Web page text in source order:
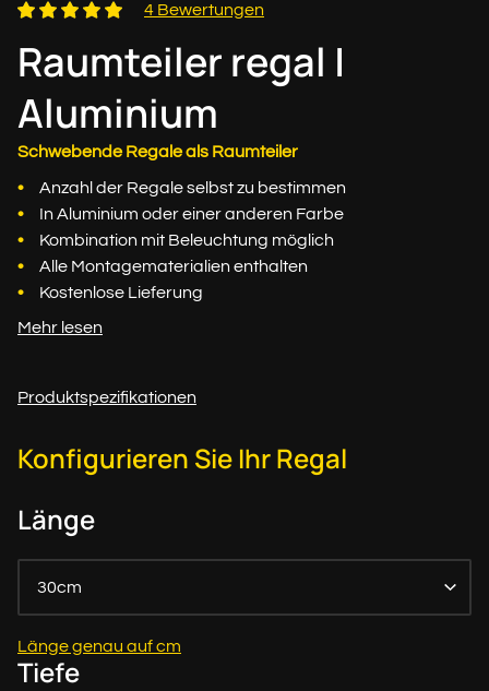
4 Bewertungen
Raumteiler regal |
Aluminium
Schwebende Regale als Raumteiler
Anzahl der Regale selbst zu bestimmen
In Aluminium oder einer anderen Farbe
Kombination mit Beleuchtung möglich
Alle Montagematerialien enthalten
Kostenlose Lieferung
Mehr lesen
Produktspezifikationen
Konfigurieren Sie Ihr Regal
Länge
30cm
Länge genau auf cm
Tiefe